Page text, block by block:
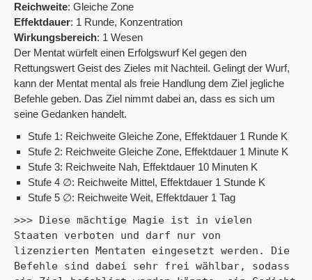
Reichweite: Gleiche Zone
Effektdauer: 1 Runde, Konzentration
Wirkungsbereich: 1 Wesen
Der Mentat würfelt einen Erfolgswurf Kel gegen den
Rettungswert Geist des Zieles mit Nachteil. Gelingt der Wurf,
kann der Mentat mental als freie Handlung dem Ziel jegliche
Befehle geben. Das Ziel nimmt dabei an, dass es sich um
seine Gedanken handelt.
Stufe 1: Reichweite Gleiche Zone, Effektdauer 1 Runde K
Stufe 2: Reichweite Gleiche Zone, Effektdauer 1 Minute K
Stufe 3: Reichweite Nah, Effektdauer 10 Minuten K
Stufe 4 ∅: Reichweite Mittel, Effektdauer 1 Stunde K
Stufe 5 ∅: Reichweite Weit, Effektdauer 1 Tag
>>> Diese mächtige Magie ist in vielen
Staaten verboten und darf nur von
lizenzierten Mentaten eingesetzt werden. Die
Befehle sind dabei sehr frei wählbar, sodass